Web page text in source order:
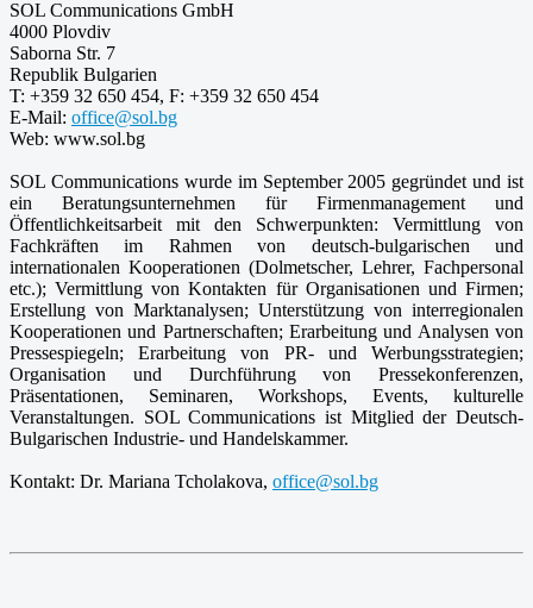
SOL Communications GmbH
4000 Plovdiv
Saborna Str. 7
Republik Bulgarien
T: +359 32 650 454, F: +359 32 650 454
E-Mail: office@sol.bg
Web: www.sol.bg
SOL Communications wurde im September 2005 gegründet und ist
ein Beratungsunternehmen für Firmenmanagement und
Öffentlichkeitsarbeit mit den Schwerpunkten: Vermittlung von
Fachkräften im Rahmen von deutsch-bulgarischen und
internationalen Kooperationen (Dolmetscher, Lehrer, Fachpersonal
etc.); Vermittlung von Kontakten für Organisationen und Firmen;
Erstellung von Marktanalysen; Unterstützung von interregionalen
Kooperationen und Partnerschaften; Erarbeitung und Analysen von
Pressespiegeln; Erarbeitung von PR- und Werbungsstrategien;
Organisation und Durchführung von Pressekonferenzen,
Präsentationen, Seminaren, Workshops, Events, kulturelle
Veranstaltungen. SOL Communications ist Mitglied der Deutsch-
Bulgarischen Industrie- und Handelskammer.
Kontakt: Dr. Mariana Tcholakova, office@sol.bg